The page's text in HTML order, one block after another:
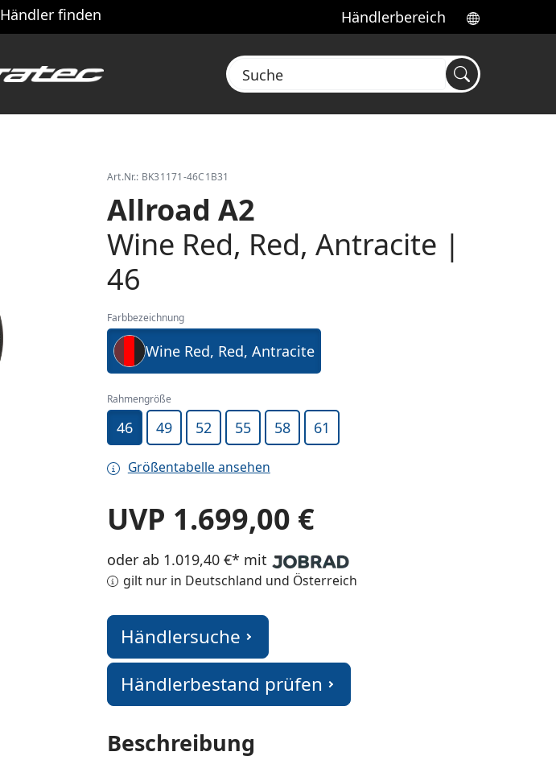
Händler finden Händlerbereich
Suche
Art.Nr.: BK31171-46C1B31
Allroad A2
Wine Red, Red, Antracite |
46
Farbbezeichnung
Wine Red, Red, Antracite
Rahmengröße
46 49 52 55 58 61
Größentabelle ansehen
UVP 1.699,00 €
oder ab 1.019,40 €* mit
gilt nur in Deutschland und Österreich
Händlersuche
Händlerbestand prüfen
Beschreibung